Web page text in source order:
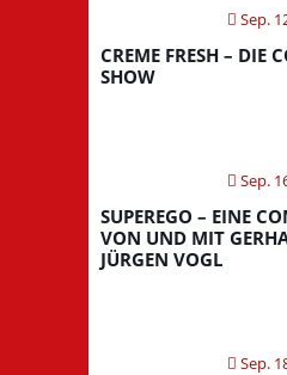
Sep.
CREME FRESH – DIE
SHOW
Sep.
SUPEREGO – EINE
VON UND MIT
JÜRGEN VOGL
Sep.